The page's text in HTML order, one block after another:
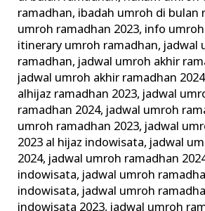
ramadhan, ibadah umroh di bulan
umroh ramadhan 2023, info
itinerary umroh ramadhan, jadwal
ramadhan, jadwal umroh akhir
jadwal umroh akhir ramadhan 2024
alhijaz ramadhan 2023, jadwal
ramadhan 2024, jadwal umroh
umroh ramadhan 2023, jadwal
2023 al hijaz indowisata, jadwal
2024, jadwal umroh ramadhan
indowisata, jadwal umroh
indowisata, jadwal umroh
indowisata 2023, jadwal umroh